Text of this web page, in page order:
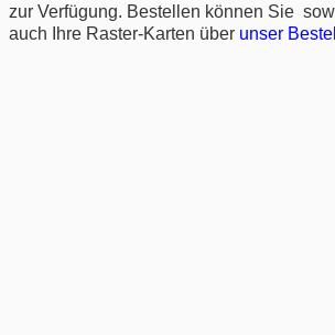
zur Verfügung. Bestellen können Sie
auch Ihre Raster-Karten über unser